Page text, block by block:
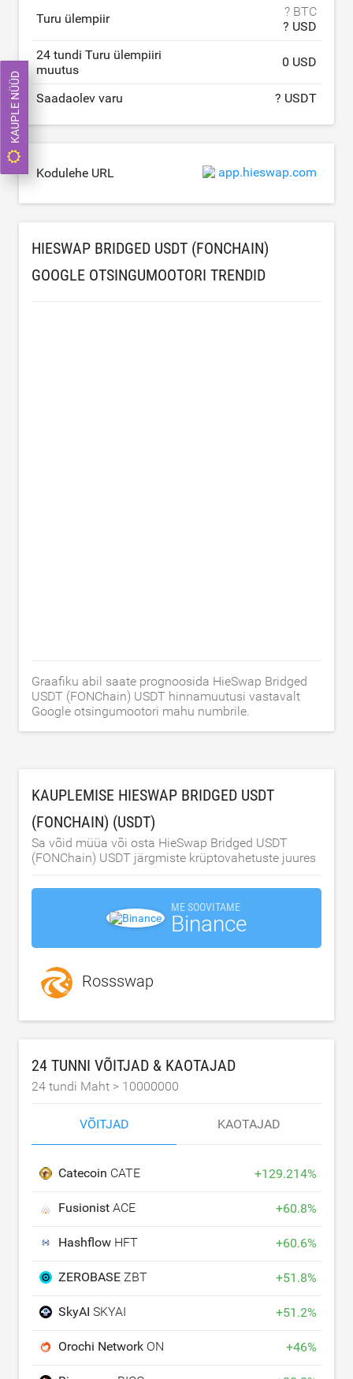
Turu ülempiir
? BTC
? USD
24 tundi Turu ülempiiri
muutus
0 USD
Saadaolev varu ? USDT
Kodulehe URL app.hieswap.com
HIESWAP BRIDGED USDT (FONCHAIN)
GOOGLE OTSINGUMOOTORI TRENDID
Graafiku abil saate prognoosida HieSwap Bridged
USDT (FONChain) USDT hinnamuutusi vastavalt
Google otsingumootori mahu numbrile.
KAUPLEMISE HIESWAP BRIDGED USDT
(FONCHAIN) (USDT)
Sa võid müüa või osta HieSwap Bridged USDT
(FONChain) USDT järgmiste krüptovahetuste juures
ME SOOVITAME
Binance
Rossswap
24 TUNNI VÕITJAD & KAOTAJAD
24 tundi Maht > 10000000
VÕITJAD KAOTAJAD
Catecoin CATE +129.214%
Fusionist ACE +60.8%
Hashflow HFT +60.6%
ZEROBASE ZBT +51.8%
SkyAI SKYAI +51.2%
Orochi Network ON +46%
KAUPLE NÜÜD